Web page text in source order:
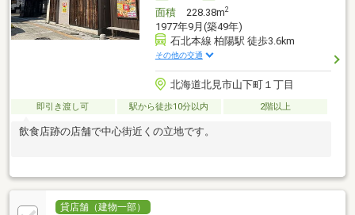
面積228.38m2
1977年9月(築49年)
石北本線 柏陽駅 徒歩3.6km
その他の交通
北海道北見市山下町１丁目
即引き渡し可 駅から徒歩10分以内 2階以上
飲食店跡の店舗で中心街近くの立地です。
貸店舗（建物一部）